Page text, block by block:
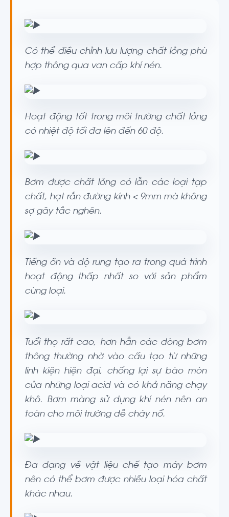
Có thể điều chỉnh lưu lượng chất lỏng phù
hợp thông qua van cấp khí nén.
Hoạt động tốt trong môi trường chất lỏng
có nhiệt độ tối đa lên đến 60 độ.
Bơm được chất lỏng có lẫn các loại tạp
chất, hạt rắn đường kính < 9mm mà không
sợ gây tắc nghẽn.
Tiếng ồn và độ rung tạo ra trong quá trình
hoạt động thấp nhất so với sản phẩm
cùng loại.
Tuổi thọ rất cao, hơn hẳn các dòng bơm
thông thường nhờ vào cấu tạo từ những
linh kiện hiện đại, chống lại sự bào mòn
của những loại acid và có khả năng chạy
khô. Bơm màng sử dụng khí nén nên an
toàn cho môi trường dễ cháy nổ.
Đa dạng về vật liệu chế tạo máy bơm
nên có thể bơm được nhiều loại hóa chất
khác nhau.